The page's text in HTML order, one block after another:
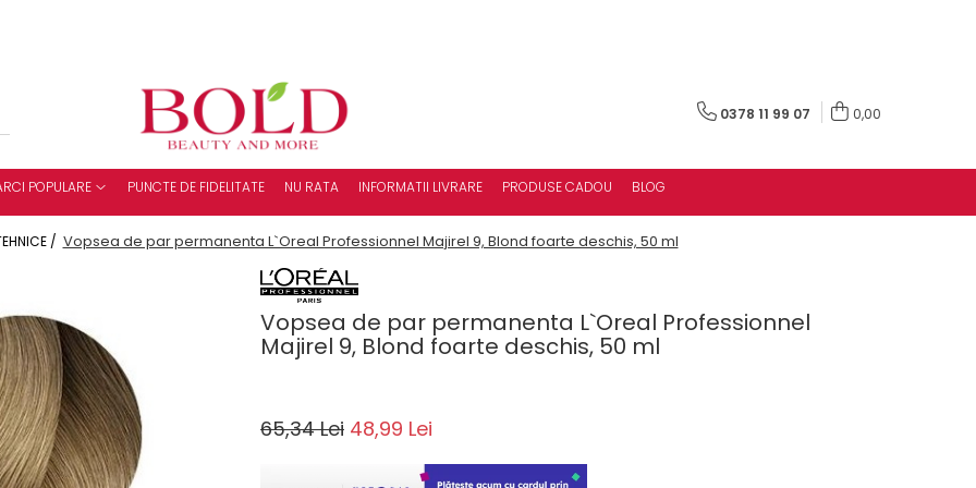
0378 11 99 07 0,00
POPULARE PUNCTE DE FIDELITATE NU RATA INFORMATII LIVRARE PRODUSE CADOU BLOG
/ Vopsea de par permanenta L`Oreal Professionnel Majirel 9, Blond foarte deschis, 50 ml
Vopsea de par permanenta L`Oreal Professionnel
Majirel 9, Blond foarte deschis, 50 ml
65,34 Lei 48,99 Lei